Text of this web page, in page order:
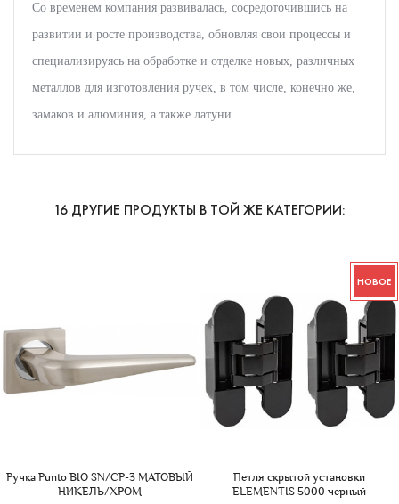
Со временем компания развивалась, сосредоточившись на
развитии и росте производства, обновляя свои процессы и
специализируясь на обработке и отделке новых, различных
металлов для изготовления ручек, в том числе, конечно же,
замаков и алюминия, а также латуни.
16 ДРУГИЕ ПРОДУКТЫ В ТОЙ ЖЕ КАТЕГОРИИ:
Ручка Punto BIO SN/CP-3 МАТОВЫЙ
НИКЕЛЬ/ХРОМ
НОВОЕ
Петля скрытой установки
ELEMENTIS 5000 черный